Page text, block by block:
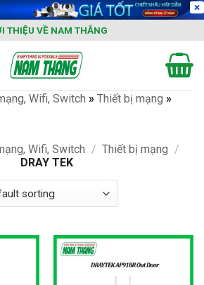
THIỆU VỀ NAM THẮNG
Wifi, Switch » Thiết bị mạng »
Wifi, Switch / Thiết bị mạng /
DRAY TEK